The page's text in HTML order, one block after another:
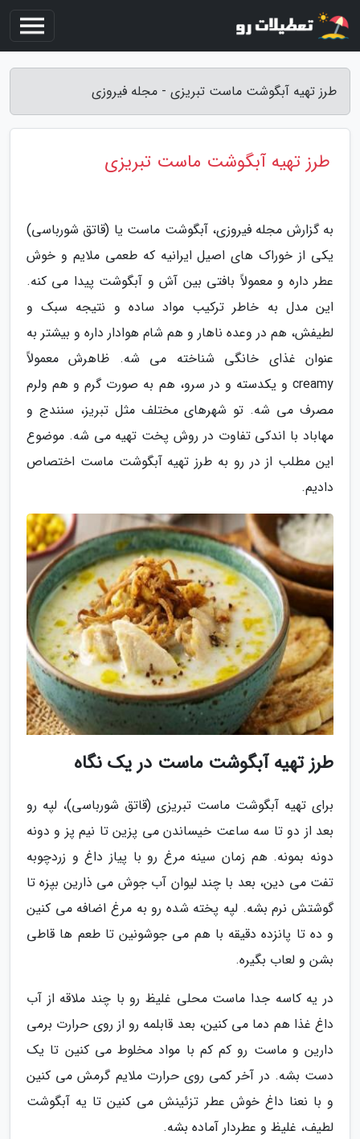
طرز تهیه آبگوشت ماست تبریزی - مجله فیروزی
طرز تهیه آبگوشت ماست تبریزی
به گزارش مجله فیروزی، آبگوشت ماست یا (قاتق شورباسی)
یکی از خوراک های اصیل ایرانیه که طعمی ملایم و خوش
عطر داره و معمولاً بافتی بین آش و آبگوشت پیدا می کنه.
این مدل به خاطر ترکیب مواد ساده و نتیجه سبک و
لطیفش، هم در وعده ناهار و هم شام هوادار داره و بیشتر به
عنوان غذای خانگی شناخته می شه. ظاهرش معمولاً
creamy و یکدسته و در سرو، هم به صورت گرم و هم ولرم
مصرف می شه. تو شهرهای مختلف مثل تبریز، سنندج و
مهاباد با اندکی تفاوت در روش پخت تهیه می شه. موضوع
این مطلب از در رو به طرز تهیه آبگوشت ماست اختصاص
دادیم.
طرز تهیه آبگوشت ماست در یک نگاه
برای تهیه آبگوشت ماست تبریزی (قاتق شورباسی)، لپه رو
بعد از دو تا سه ساعت خیساندن می پزین تا نیم پز و دونه
دونه بمونه. هم زمان سینه مرغ رو با پیاز داغ و زردچوبه
تفت می دین، بعد با چند لیوان آب جوش می ذارین بپزه تا
گوشتش نرم بشه. لپه پخته شده رو به مرغ اضافه می کنین
و ده تا پانزده دقیقه با هم می جوشونین تا طعم ها قاطی
بشن و لعاب بگیره.
در یه کاسه جدا ماست محلی غلیظ رو با چند ملاقه از آب
داغ غذا هم دما می کنین، بعد قابلمه رو از روی حرارت برمی
دارین و ماست رو کم کم با مواد مخلوط می کنین تا یک
دست بشه. در آخر کمی روی حرارت ملایم گرمش می کنین
و با نعنا داغ خوش عطر تزئینش می کنین تا یه آبگوشت
لطیف، غلیظ و عطردار آماده بشه.